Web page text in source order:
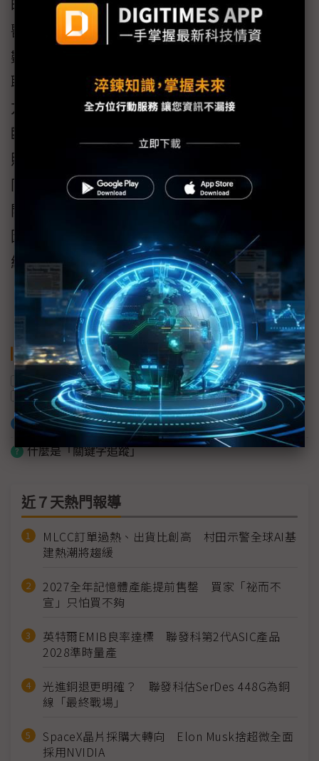
昕力資訊總經理葉怡蘭表示：「面對全球智慧
醫療發展趨勢，昕力的角色一直都是醫療院所
數位轉型的協力夥伴，透過產、官、學、醫界
聯手打造符合TW Core與FHIR規範的醫療解決
方案，推動AI落地應用，實現更精準、高效的
臨床決策，讓醫護人員能將寶貴時間用於病患
照護與診治，提供以病人為中心的醫療服務，
同時推動健康數據的互通共享，建立標準化、
開放且安全的醫療應用生態系，仿效美國全基
因體數據庫計畫All of Us，建構屬於台灣的國家
級醫療資料研究資料庫。」
關鍵字
AI 智慧醫療 數位轉型
昕力資訊
衛福部
台灣
加入已選取到「關鍵字追蹤」
什麼是「關鍵字追蹤」
近７天熱門報導
MLCC訂單過熱、出貨比創高 村田示警全球AI基
建熱潮將趨緩
2027全年記憶體產能提前售罄 買家「祕而不
宣」只怕買不夠
英特爾EMIB良率達標 聯發科第2代ASIC產品
2028準時量產
光進銅退更明確？ 聯發科估SerDes 448G為銅
線「最終戰場」
SpaceX晶片採購大轉向 Elon Musk捨超微全面
採用NVIDIA